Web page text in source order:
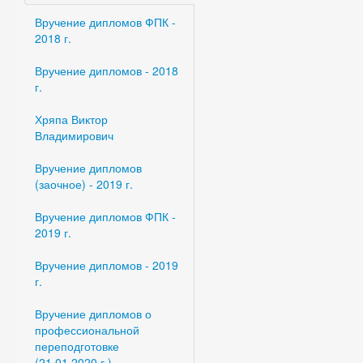
Вручение дипломов ФПК -
2018 г.
Вручение дипломов - 2018
г.
Хряпа Виктор
Владимирович
Вручение дипломов
(заочное) - 2019 г.
Вручение дипломов ФПК -
2019 г.
Вручение дипломов - 2019
г.
Вручение дипломов о
профессиональной
переподготовке